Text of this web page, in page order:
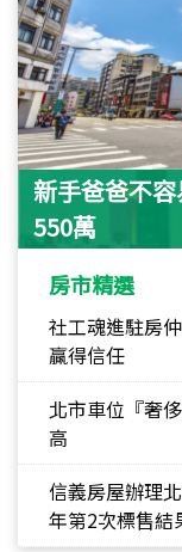
新手爸爸不
550萬
房市精選
社工魂進駐房
贏得信任
北市車位『奢
高
信義房屋辦理
年第2次標售結